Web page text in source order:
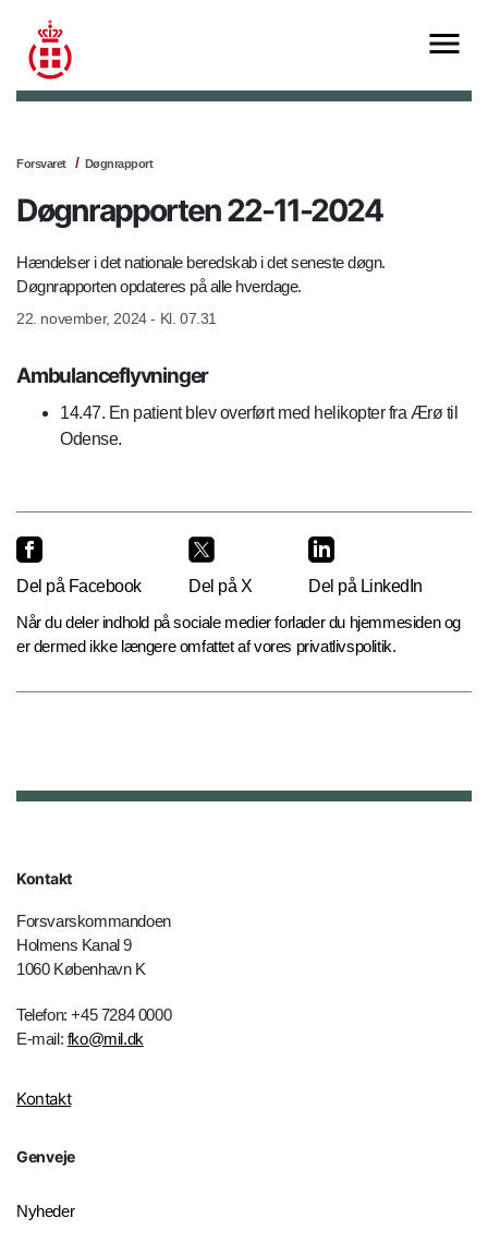
Forsvaret Døgnrapport
Døgnrapporten 22-11-2024
Hændelser i det nationale beredskab i det seneste døgn.
Døgnrapporten opdateres på alle hverdage.
22. november, 2024 - Kl. 07.31
Ambulanceflyvninger
14.47. En patient blev overført med helikopter fra Ærø til
Odense.
Del på Facebook Del på X
Del på LinkedIn
Når du deler indhold på sociale medier forlader du hjemmesiden og
er dermed ikke længere omfattet af vores privatlivspolitik.
Kontakt
Forsvarskommandoen
Holmens Kanal 9
1060 København K
Telefon: +45 7284 0000
E-mail: fko@mil.dk
Kontakt
Genveje
Nyheder